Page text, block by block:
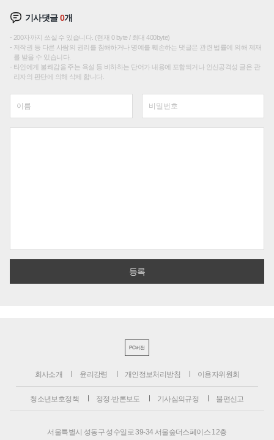
기사댓글0개
200자까지 쓰실 수 있습니다. (현재 0 byte / 최대 400byte)
저작권 등 다른 사람의 권리를 침해하거나 명예를 훼손하는 댓글은 관련 법률에 의해 제재
를 받을 수 있습니다.
타인에게 불쾌감을 주는 욕설 등 비하하는 단어가 내용에 포함되거나 인신공격성 글은 관
리자의 판단에 의해 삭제 합니다.
PC버전
회사소개 윤리강령 개인정보처리방침 이용자위원회
청소년보호정책 정정·반론보도 기사심의규정 불편신고
서울특별시 성동구 성수일로 39-34 서울숲더스페이스 12층